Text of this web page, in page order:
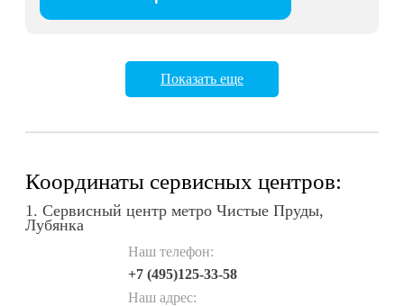
Показать еще
Координаты сервисных центров:
1. Сервисный центр метро Чистые Пруды,
Лубянка
Наш телефон:
+7 (495)125-33-58
Наш адрес: